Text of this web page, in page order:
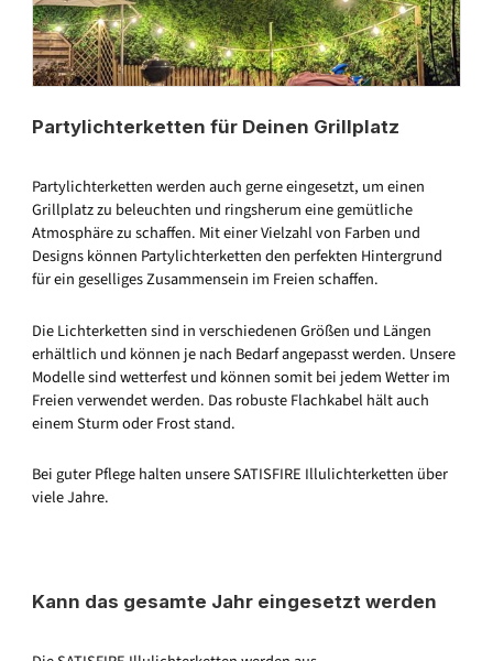
Partylichterketten für Deinen Grillplatz
Partylichterketten werden auch gerne eingesetzt, um einen
Grillplatz zu beleuchten und ringsherum eine gemütliche
Atmosphäre zu schaffen. Mit einer Vielzahl von Farben und
Designs können Partylichterketten den perfekten Hintergrund
für ein geselliges Zusammensein im Freien schaffen.
Die Lichterketten sind in verschiedenen Größen und Längen
erhältlich und können je nach Bedarf angepasst werden. Unsere
Modelle sind wetterfest und können somit bei jedem Wetter im
Freien verwendet werden. Das robuste Flachkabel hält auch
einem Sturm oder Frost stand.
Bei guter Pflege halten unsere SATISFIRE Illulichterketten über
viele Jahre.
Kann das gesamte Jahr eingesetzt werden